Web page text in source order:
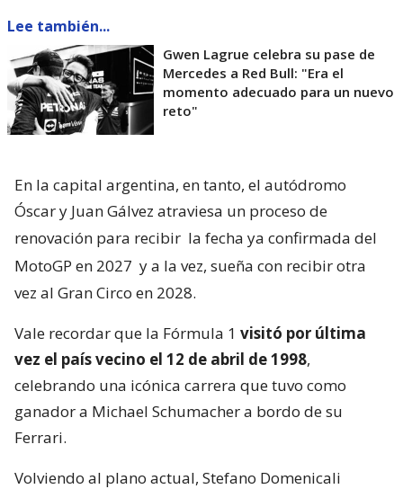
Lee también...
Gwen Lagrue celebra su pase de
Mercedes a Red Bull: "Era el
momento adecuado para un nuevo
reto"
En la capital argentina, en tanto, el autódromo
Óscar y Juan Gálvez atraviesa un proceso de
renovación para recibir la fecha ya confirmada del
MotoGP en 2027 y a la vez, sueña con recibir otra
vez al Gran Circo en 2028.
Vale recordar que la Fórmula 1 visitó por última
vez el país vecino el 12 de abril de 1998,
celebrando una icónica carrera que tuvo como
ganador a Michael Schumacher a bordo de su
Ferrari.
Volviendo al plano actual, Stefano Domenicali